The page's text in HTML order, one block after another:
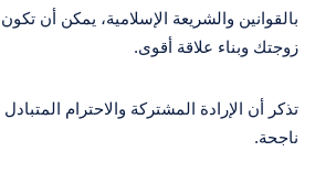
بالقوانين والشريعة الإسلامية، يمكن أن
زوجتك وبناء علاقة أقوى.
تذكر أن الإرادة المشتركة والاحترام
ناجحة.